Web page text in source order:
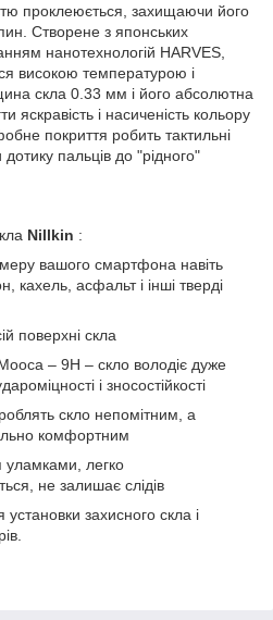
проклеюється, захищаючи його
Створене з японських
нанотехнологій HARVES,
високою температурою і
скла 0.33 мм і його абсолютна
яскравість і насиченість кольору
покриття робить тактильні
пальців до "рідного"
Nillkin :
вашого смартфона навіть
кахель, асфальт і інші тверді
поверхні скла
– 9Н – скло володіє дуже
і зносостійкості
скло непомітним, а
комфортним
уламками, легко
не залишає слідів
захисного скла і